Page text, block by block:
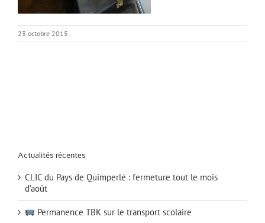
23 octobre 2015
Actualités récentes
CLIC du Pays de Quimperlé : fermeture tout le mois
d’août
Permanence TBK sur le transport scolaire